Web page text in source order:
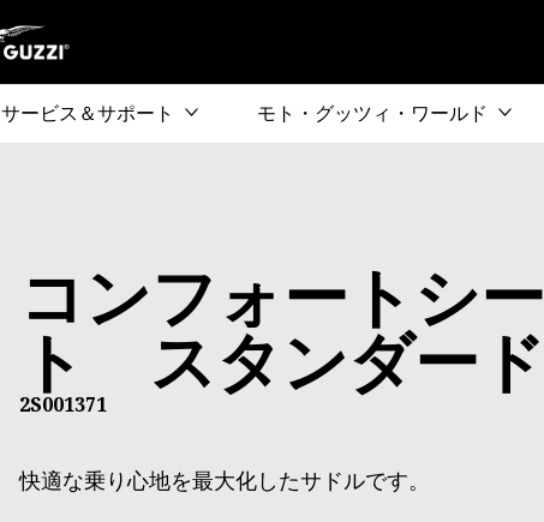
サービス＆サポート モト・グッツィ・ワールド
コンフォートシー
ト スタンダード
2S001371
快適な乗り心地を最大化したサドルです。